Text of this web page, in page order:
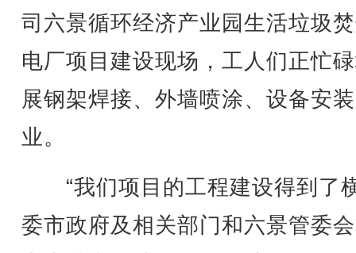
司六景循环经济产业园生活垃圾
电厂项目建设现场，工人们正忙
展钢架焊接、外墙喷涂、设备安
业。
“我们项目的工程建设得到了
委市政府及相关部门和六景管委